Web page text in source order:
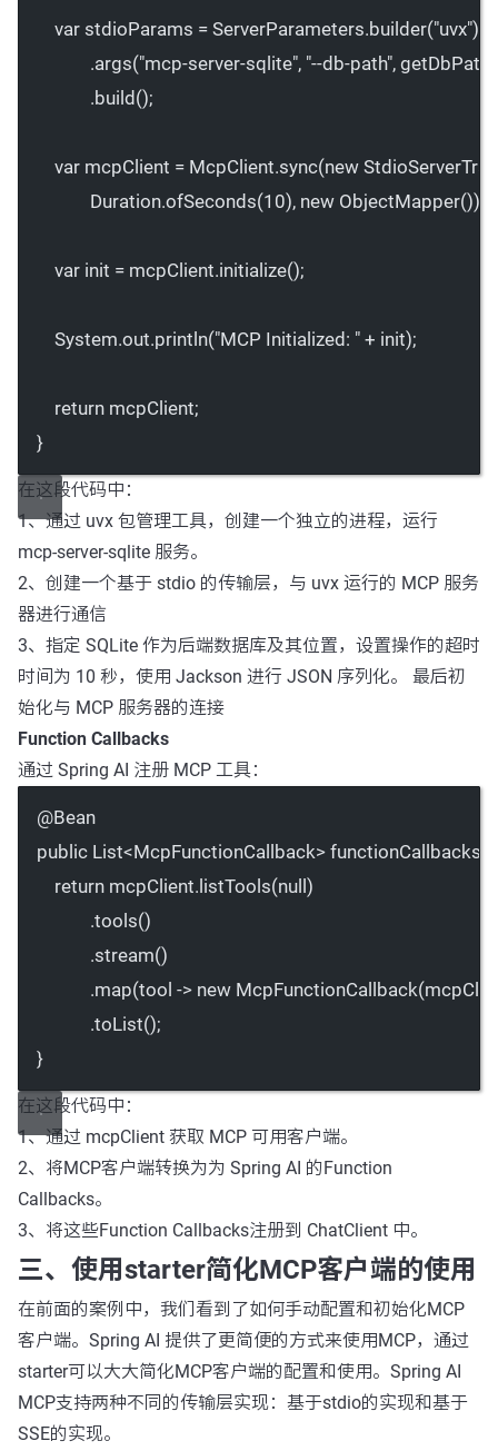
var stdioParams = ServerParameters.builder("uvx")
.args("mcp-server-sqlite", "--db-path", getDbPath
.build();
var mcpClient = McpClient.sync(new
Duration.ofSeconds(10), new ObjectMapper());
var init = mcpClient.initialize();
System.out.println("MCP Initialized: " + init);
return mcpClient;
}
在这段代码中：
1、通过 uvx 包管理工具，创建一个独立的进程，运行
mcp-server-sqlite 服务。
2、创建一个基于 stdio 的传输层，与 uvx 运行的 MCP 服务
器进行通信
3、指定 SQLite 作为后端数据库及其位置，设置操作的超时
时间为 10 秒，使用 Jackson 进行 JSON 序列化。 最后初
始化与 MCP 服务器的连接
Function Callbacks
通过 Spring AI 注册 MCP 工具：
@Bean
public List<McpFunctionCallback> functionCallbacks
return mcpClient.listTools(null)
.tools()
.stream()
.map(tool -> new McpFunctionCallback
.toList();
}
在这段代码中：
1、通过 mcpClient 获取 MCP 可用客户端。
2、将MCP客户端转换为为 Spring AI 的Function
Callbacks。
3、将这些Function Callbacks注册到 ChatClient 中。
三、使用starter简化MCP客户端的使用
在前面的案例中，我们看到了如何手动配置和初始化MCP
客户端。Spring AI 提供了更简便的方式来使用MCP，通过
starter可以大大简化MCP客户端的配置和使用。Spring AI
MCP支持两种不同的传输层实现：基于stdio的实现和基于
SSE的实现。